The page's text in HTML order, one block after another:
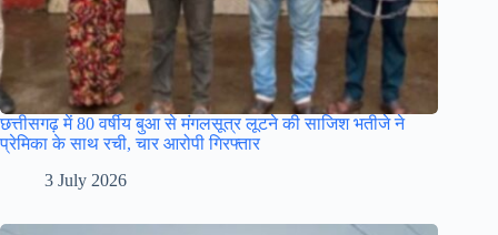
छत्तीसगढ़ में 80 वर्षीय बुआ से मंगलसूत्र लूटने की साजिश भतीजे ने
प्रेमिका के साथ रची, चार आरोपी गिरफ्तार
3 July 2026